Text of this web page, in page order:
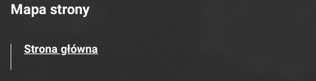
Mapa strony
Strona główna